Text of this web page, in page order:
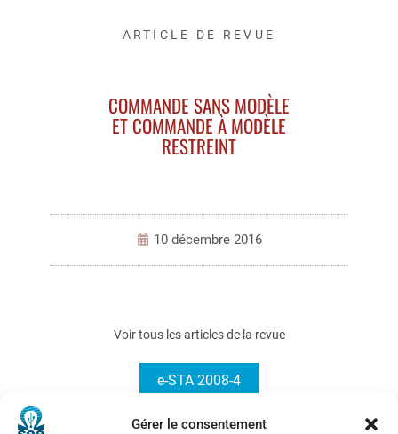
Gérer le consentement
ARTICLE DE REVUE
COMMANDE SANS MODÈLE
ET COMMANDE À MODÈLE
RESTREINT
10 décembre 2016
Voir tous les articles de la revue
e-STA 2008-4